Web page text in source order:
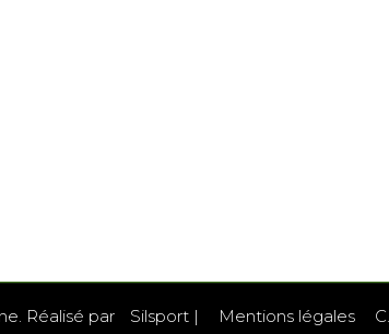
Réalisé par Silsport| Mentions légales